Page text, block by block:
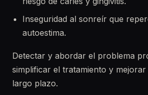
Inseguridad al sonreír que
autoestima.
Detectar y abordar el problema
simplificar el tratamiento y
largo plazo.